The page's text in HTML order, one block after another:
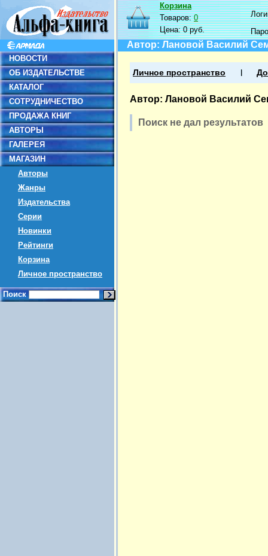
НОВОСТИ
ОБ ИЗДАТЕЛЬСТВЕ
КАТАЛОГ
СОТРУДНИЧЕСТВО
ПРОДАЖА КНИГ
АВТОРЫ
ГАЛЕРЕЯ
МАГАЗИН
Авторы
Жанры
Издательства
Серии
Новинки
Рейтинги
Корзина
Личное пространство
Поиск
Корзина
Товаров:0
Цена:0 руб.
Автор: Лановой Василий
Личное пространство
Автор: Лановой Василий
Поиск не дал результатов